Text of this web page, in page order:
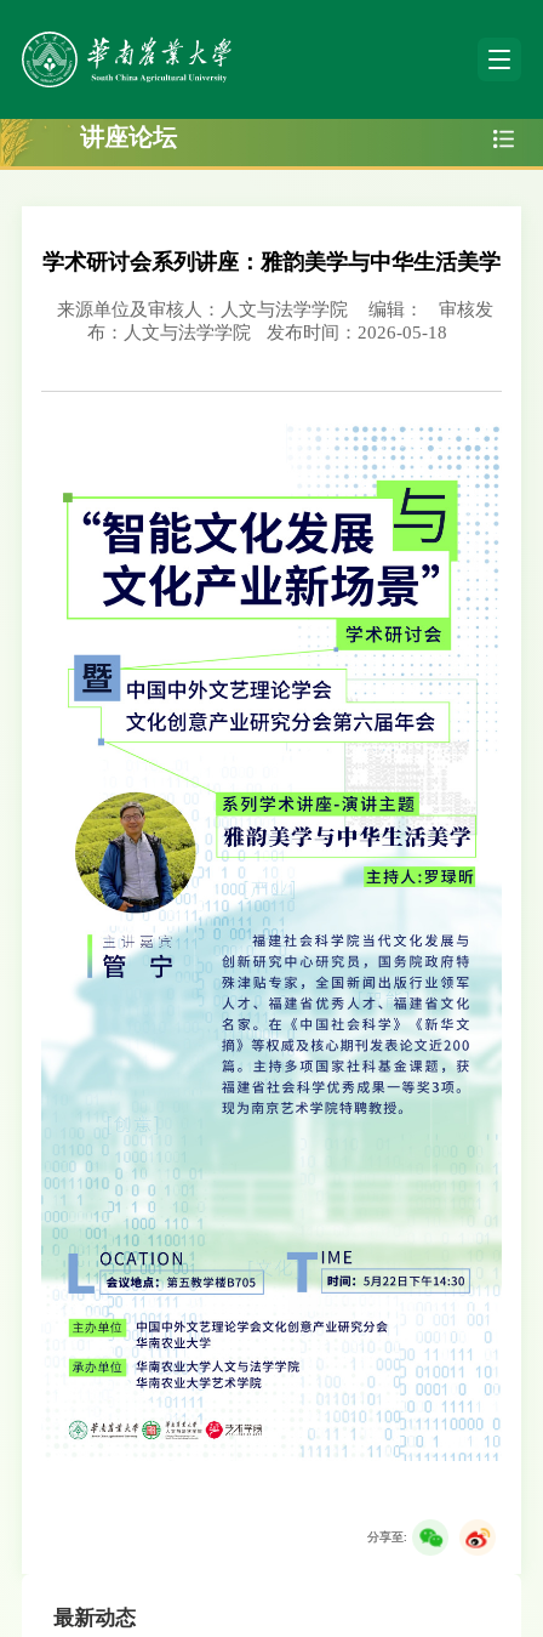
讲座论坛
学术研讨会系列讲座：雅韵美学与中华生活美学
来源单位及审核人：人文与法学学院 编辑：
审核发
布：人文与法学学院
发布时间：2026-05-18
分享至:
最新动态